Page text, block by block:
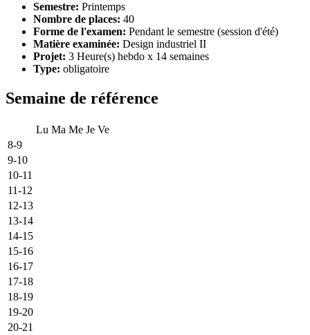
Semestre: Printemps
Nombre de places: 40
Forme de l'examen: Pendant le semestre (session d'été)
Matière examinée: Design industriel II
Projet: 3 Heure(s) hebdo x 14 semaines
Type: obligatoire
Semaine de référence
Lu Ma Me Je Ve
8-9
9-10
10-11
11-12
12-13
13-14
14-15
15-16
16-17
17-18
18-19
19-20
20-21